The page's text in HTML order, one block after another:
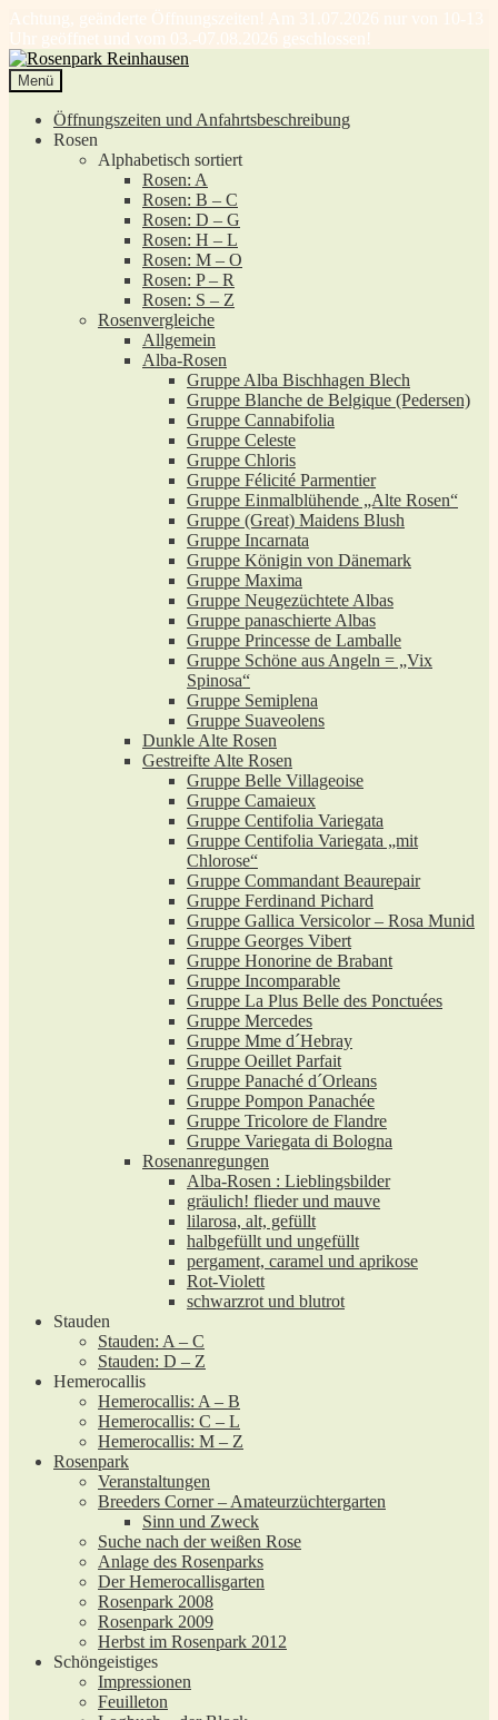
Achtung, geänderte Öffnungszeiten! Am 31.07.2026 nur von 10-13
Uhr geöffnet und vom 03.-07.08.2026 geschlossen!
Zur
Navigation
springen
Zum
Inhalt
springen
Menü
Öffnungszeiten und Anfahrtsbeschreibung
Rosen
Alphabetisch sortiert
Rosen: A
Rosen: B – C
Rosen: D – G
Rosen: H – L
Rosen: M – O
Rosen: P – R
Rosen: S – Z
Rosenvergleiche
Allgemein
Alba-Rosen
Gruppe Alba Bischhagen Blech
Gruppe Blanche de Belgique (Pedersen)
Gruppe Cannabifolia
Gruppe Celeste
Gruppe Chloris
Gruppe Félicité Parmentier
Gruppe Einmalblühende „Alte Rosen“
Gruppe (Great) Maidens Blush
Gruppe Incarnata
Gruppe Königin von Dänemark
Gruppe Maxima
Gruppe Neugezüchtete Albas
Gruppe panaschierte Albas
Gruppe Princesse de Lamballe
Gruppe Schöne aus Angeln = „Vix
Spinosa“
Gruppe Semiplena
Gruppe Suaveolens
Dunkle Alte Rosen
Gestreifte Alte Rosen
Gruppe Belle Villageoise
Gruppe Camaieux
Gruppe Centifolia Variegata
Gruppe Centifolia Variegata „mit
Chlorose“
Gruppe Commandant Beaurepair
Gruppe Ferdinand Pichard
Gruppe Gallica Versicolor – Rosa Munid
Gruppe Georges Vibert
Gruppe Honorine de Brabant
Gruppe Incomparable
Gruppe La Plus Belle des Ponctuées
Gruppe Mercedes
Gruppe Mme d´Hebray
Gruppe Oeillet Parfait
Gruppe Panaché d´Orleans
Gruppe Pompon Panachée
Gruppe Tricolore de Flandre
Gruppe Variegata di Bologna
Rosenanregungen
Alba-Rosen : Lieblingsbilder
gräulich! flieder und mauve
lilarosa, alt, gefüllt
halbgefüllt und ungefüllt
pergament, caramel und aprikose
Rot-Violett
schwarzrot und blutrot
Stauden
Stauden: A – C
Stauden: D – Z
Hemerocallis
Hemerocallis: A – B
Hemerocallis: C – L
Hemerocallis: M – Z
Rosenpark
Veranstaltungen
Breeders Corner – Amateurzüchtergarten
Sinn und Zweck
Suche nach der weißen Rose
Anlage des Rosenparks
Der Hemerocallisgarten
Rosenpark 2008
Rosenpark 2009
Herbst im Rosenpark 2012
Schöngeistiges
Impressionen
Feuilleton